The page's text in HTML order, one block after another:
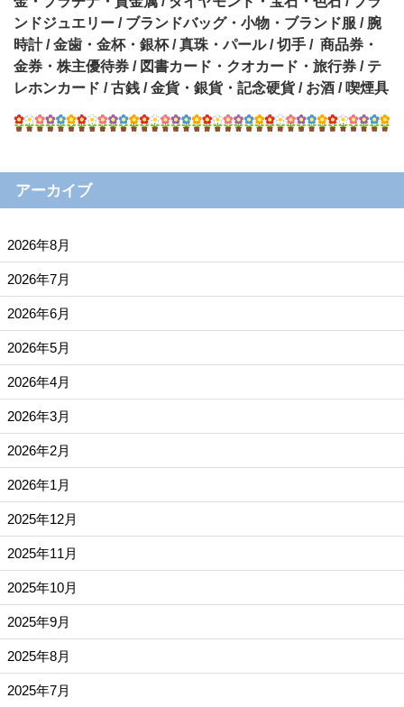
ンドジュエリー / ブランドバッグ・小物・ブランド服 / 腕
時計 / 金歯・金杯・銀杯 / 真珠・パール / 切手 / 商品券・
金券・株主優待券 / 図書カード・クオカード・旅行券 / テ
レホンカード / 古銭 / 金貨・銀貨・記念硬貨 / お酒 / 喫煙具
アーカイブ
2026年8月
2026年7月
2026年6月
2026年5月
2026年4月
2026年3月
2026年2月
2026年1月
2025年12月
2025年11月
2025年10月
2025年9月
2025年8月
2025年7月